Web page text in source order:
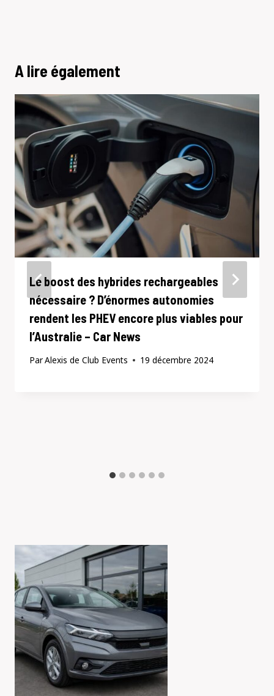
A lire également
Le boost des hybrides rechargeables
nécessaire ? D’énormes autonomies
rendent les PHEV encore plus viables pour
l’Australie – Car News
ParAlexis de Club Events 19 décembre 2024